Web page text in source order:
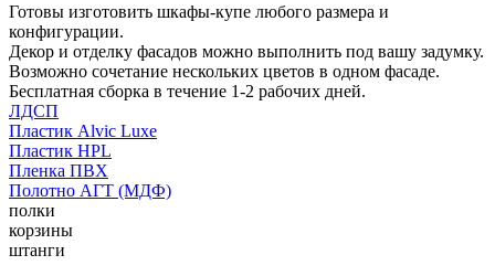
Готовы изготовить шкафы-купе любого размера и
конфигурации.
Декор и отделку фасадов можно выполнить под вашу задумку.
Возможно сочетание нескольких цветов в одном фасаде.
Бесплатная сборка в течение 1-2 рабочих дней.
ЛДСП
Пластик Alvic Luxe
Пластик HPL
Пленка ПВХ
Полотно АГТ (МДФ)
полки
корзины
штанги